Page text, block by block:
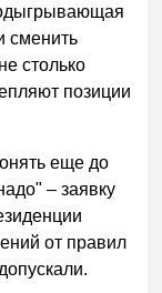
сменить
столько
позиции
еще до
– заявку
от правил